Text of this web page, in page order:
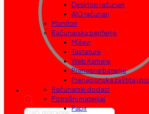
Products
Desktop računari
AIO računari
Monitori
Računarska periferija
Miševi
Tastature
Web Kamere
Prenosne baterije
Prenaponska zaštita i
Računarski dodaci
Potrošni materijal
Papir